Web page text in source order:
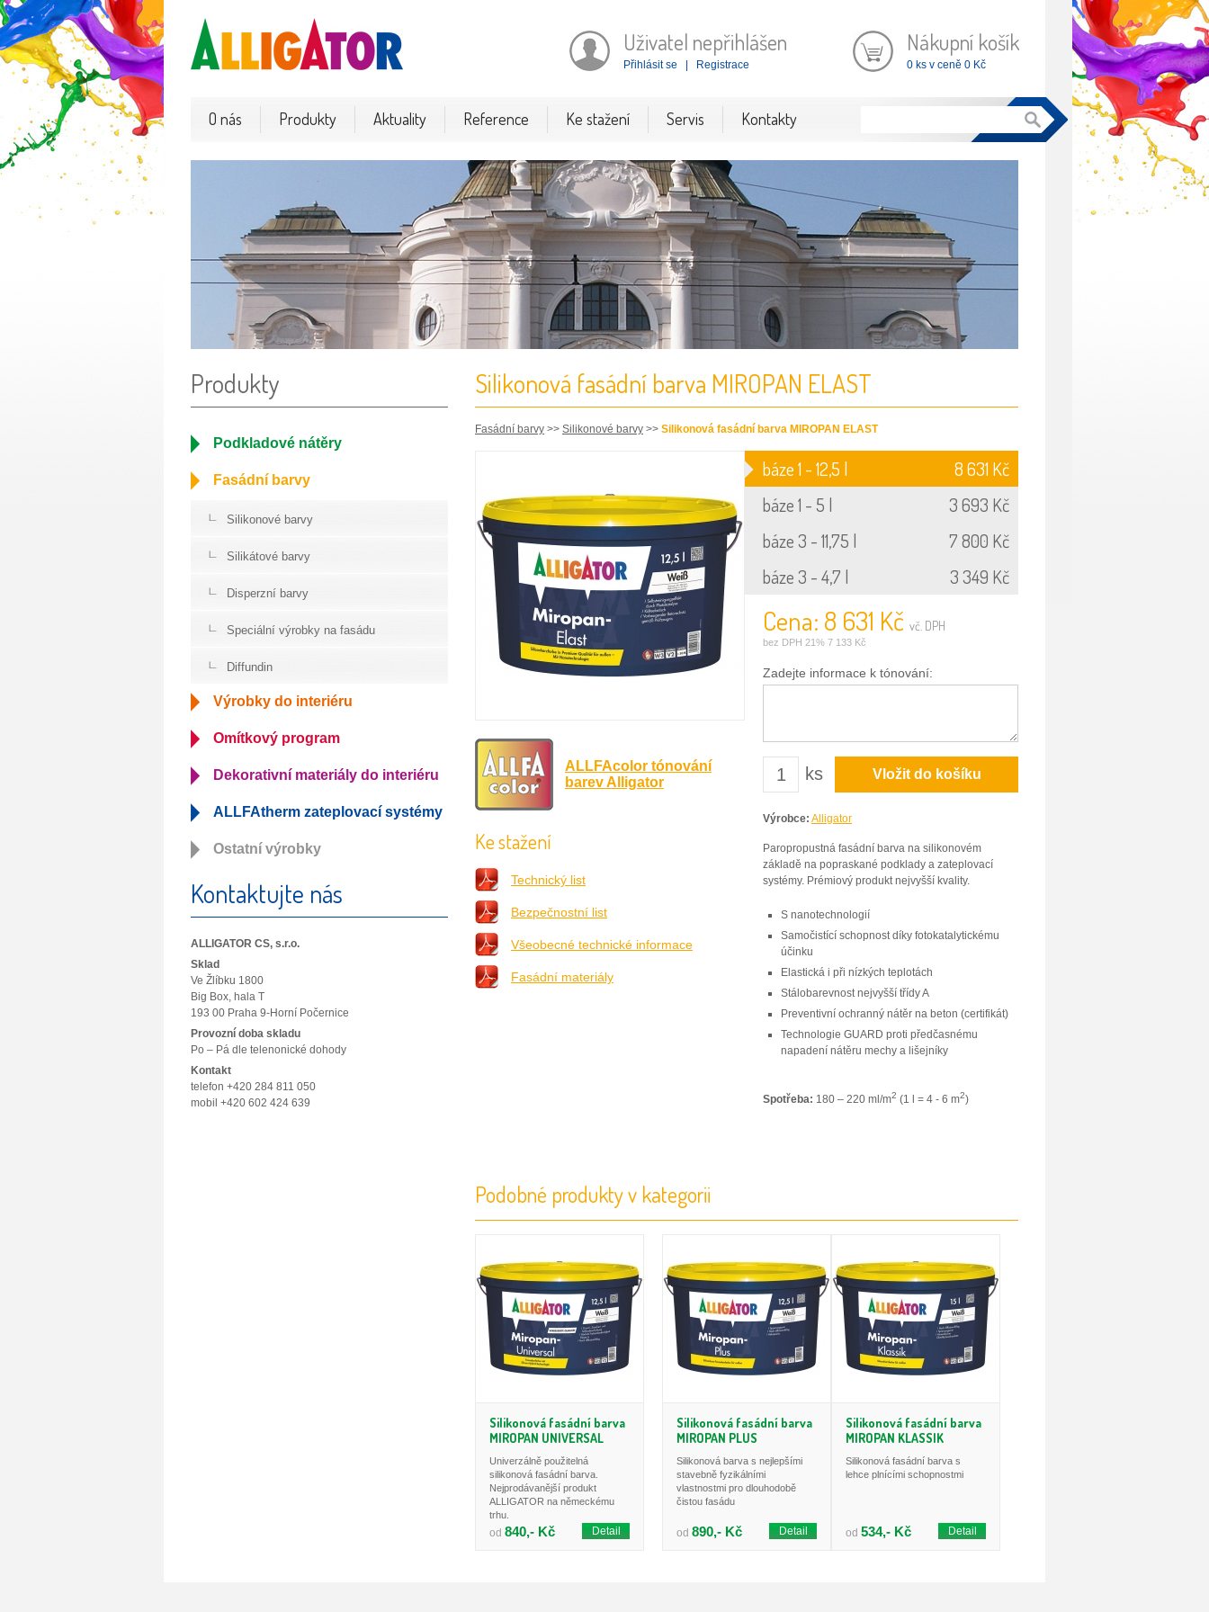
Uživatel nepřihlášen
Přihlásit se Registrace
Nákupní košík
0 ks v ceně 0 Kč
O nás Produkty Aktuality Reference Ke stažení Servis Kontakty
Produkty
Podkladové nátěry
Fasádní barvy
Silikonové barvy
Silikátové barvy
Disperzní barvy
Speciální výrobky na fasádu
Diffundin
Výrobky do interiéru
Omítkový program
Dekorativní materiály do interiéru
ALLFAtherm zateplovací systémy
Ostatní výrobky
Kontaktujte nás
ALLIGATOR CS, s.r.o.
Sklad
Ve Žlíbku 1800
Big Box, hala T
193 00 Praha 9-Horní Počernice
Provozní doba skladu
Po – Pá dle telenonické dohody
Kontakt
telefon +420 284 811 050
mobil +420 602 424 639
Silikonová fasádní barva MIROPAN ELAST
Fasádní barvy >> Silikonové barvy >> Silikonová fasádní barva MIROPAN ELAST
ALLFAcolor tónování
barev Alligator
Ke stažení
Technický list
Bezpečnostní list
Všeobecné technické informace
Fasádní materiály
báze 1 - 12,5 l
8 631 Kč
báze 1 - 5 l
3 693 Kč
báze 3 - 11,75 l
7 800 Kč
báze 3 - 4,7 l
3 349 Kč
Cena: 8 631 Kč vč. DPH
bez DPH 21% 7 133 Kč
Zadejte informace k tónování:
ks
Výrobce: Alligator
Paropropustná fasádní barva na silikonovém
základě na popraskané podklady a zateplovací
systémy. Prémiový produkt nejvyšší kvality.
S nanotechnologií
Samočistící schopnost díky fotokatalytickému
účinku
Elastická i při nízkých teplotách
Stálobarevnost nejvyšší třídy A
Preventivní ochranný nátěr na beton (certifikát)
Technologie GUARD proti předčasnému
napadení nátěru mechy a lišejníky
Spotřeba: 180 – 220 ml/m2 (1 l = 4 - 6 m2)
Podobné produkty v kategorii
Silikonová fasádní barva
MIROPAN UNIVERSAL
Univerzálně použitelná
silikonová fasádní barva.
Nejprodávanější produkt
ALLIGATOR na německému
trhu.
od 840,- Kč Detail
Silikonová fasádní barva
MIROPAN PLUS
Silikonová barva s nejlepšími
stavebně fyzikálními
vlastnostmi pro dlouhodobě
čistou fasádu
od 890,- Kč Detail
Silikonová fasádní barva
MIROPAN KLASSIK
Silikonová fasádní barva s
lehce plnícími schopnostmi
od 534,- Kč Detail